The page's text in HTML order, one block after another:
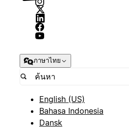
ภาษาไทย
English (US)
Bahasa Indonesia
Dansk